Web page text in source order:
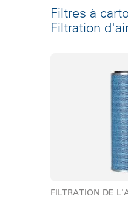
Filtres à
Filtration
FILTRATION DE